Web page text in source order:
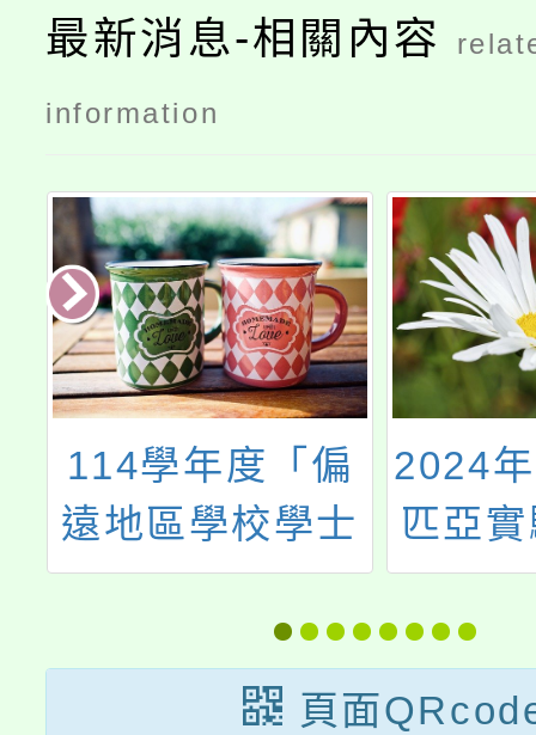
最新消息-相關內容
information
2024年物理奧林
匹亞實驗教師研
習寒假營隊
中國
南語&
語言
【考
【實
頁面